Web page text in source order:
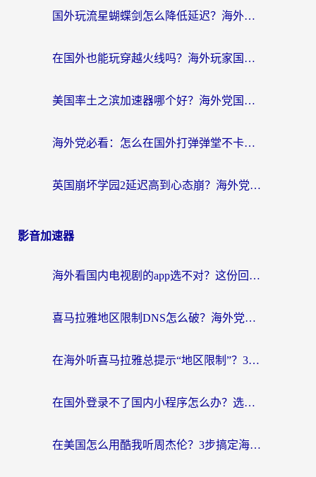
国外玩流星蝴蝶剑怎么降低延迟？海外党必看的加速秘籍（含欧洲鸣潮&彩虹岛优化攻略）
在国外也能玩穿越火线吗？海外玩家国服游戏畅玩终极指南
美国率土之滨加速器哪个好？海外党国服游戏畅玩终极指南（附多游戏解决方案）
海外党必看：怎么在国外打弹弹堂不卡？番茄加速器亲测指南
英国崩坏学园2延迟高到心态崩？海外党国服游戏加速终极指南
影音加速器
海外看国内电视剧的app选不对？这份回国加速器避坑指南帮你流畅追剧
喜马拉雅地区限制DNS怎么破？海外党听国内音乐听书的终极解决方案
在海外听喜马拉雅总提示“地区限制”？3步轻松解除+听国内音乐全攻略
在国外登录不了国内小程序怎么办？选对回国加速器，轻松解锁国内资源
在美国怎么用酷我听周杰伦？3步搞定海外听歌难题